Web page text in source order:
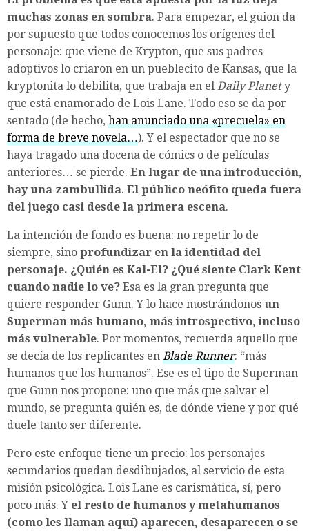
muchas zonas en sombra. Para empezar, el guion da
por supuesto que todos conocemos los orígenes del
personaje: que viene de Krypton, que sus padres
adoptivos lo criaron en un pueblecito de Kansas, que la
kryptonita lo debilita, que trabaja en el Daily Planety
que está enamorado de Lois Lane. Todo eso se da por
sentado (de hecho, han anunciado una «precuela» en
forma de breve novela…). Y el espectador que no se
haya tragado una docena de cómics o de películas
anteriores… se pierde. En lugar de una introducción,
hay una zambullida. El público neófito queda fuera
del juego casi desde la primera escena.
La intención de fondo es buena: no repetir lo de
siempre, sino profundizar en la identidad del
personaje. ¿Quién es Kal-El? ¿Qué siente Clark Kent
cuando nadie lo ve? Esa es la gran pregunta que
quiere responder Gunn. Y lo hace mostrándonos un
Superman más humano, más introspectivo, incluso
más vulnerable. Por momentos, recuerda aquello que
se decía de los replicantes en Blade Runner: “más
humanos que los humanos”. Ese es el tipo de Superman
que Gunn nos propone: uno que más que salvar el
mundo, se pregunta quién es, de dónde viene y por qué
duele tanto ser diferente.
Pero este enfoque tiene un precio: los personajes
secundarios quedan desdibujados, al servicio de esta
misión psicológica. Lois Lane es carismática, sí, pero
poco más. Y el resto de humanos y metahumanos
(como les llaman aquí) aparecen, desaparecen o se